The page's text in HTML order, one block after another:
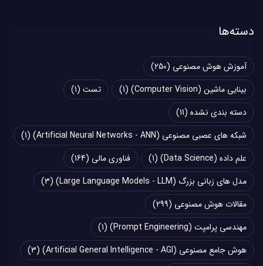
دسته‌ها
آموزش هوش مصنوعی (250)
بینایی ماشین (Computer Vision)
(1) تست (1)
دسته بندی نشده (11)
شبکه های عصبی مصنوعی (Artificial Neural Networks - ANN)
(1)
علم داده (Data Science)
(1) فناوری مالی (164)
مدل های زبانی بزرگ (Large Language Models - LLM)
(3)
مقالات هوش مصنوعی (299)
مهندسی پرامپت (Prompt Engineering)
(1)
هوش جامع مصنوعی (Artificial General Intelligence - AGI)
(3)